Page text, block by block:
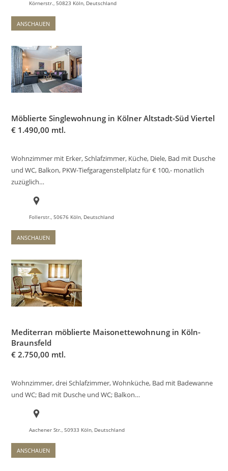
Körnerstr., 50823 Köln, Deutschland
ANSCHAUEN
Möblierte Singlewohnung in Kölner Altstadt-Süd Viertel
€ 1.490,00 mtl.
Wohnzimmer mit Erker, Schlafzimmer, Küche, Diele, Bad mit Dusche
und WC, Balkon, PKW-Tiefgaragenstellplatz für € 100,- monatlich
zuzüglich…
Follerstr., 50676 Köln, Deutschland
ANSCHAUEN
Mediterran möblierte Maisonettewohnung in Köln-
Braunsfeld
€ 2.750,00 mtl.
Wohnzimmer, drei Schlafzimmer, Wohnküche, Bad mit Badewanne
und WC; Bad mit Dusche und WC; Balkon…
Aachener Str., 50933 Köln, Deutschland
ANSCHAUEN